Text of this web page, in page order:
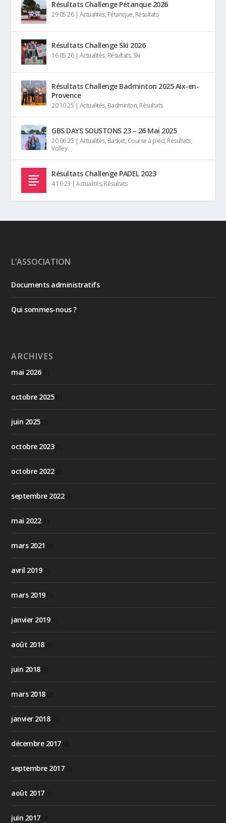
Résultats Challenge Pétanque 2026
29 05 26| Actualités, Pétanque, Résultats
Résultats Challenge Ski 2026
16 05 26| Actualités, Résultats, Ski
Résultats Challenge Badminton 2025 Aix-en-
Provence
20 10 25 | Actualités, Badminton, Résultats
GBS DAYS SOUSTONS 23 – 26 Mai 2025
20 06 25 | Actualités, Basket, Course à pied, Résultats,
Volley
Résultats Challenge PADEL 2023
4 10 23 |Actualités, Résultats
L’ASSOCIATION
Documents administratifs
Qui sommes-nous ?
ARCHIVES
mai 2026(5)
octobre 2025(1)
juin 2025(1)
octobre 2023(1)
octobre 2022(2)
septembre 2022(2)
mai 2022(1)
mars 2021
avril 2019(1)
mars 2019(1)
janvier 2019(1)
août 2018(1)
juin 2018(3)
mars 2018(2)
janvier 2018(1)
décembre 2017(2)
septembre 2017(3)
août 2017(1)
juin 2017(9)